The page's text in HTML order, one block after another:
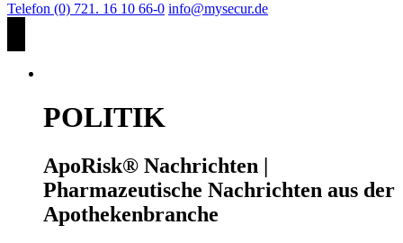
Telefon (0) 721. 16 10 66-0 info@mysecur.de
POLITIK
ApoRisk® Nachrichten |
Pharmazeutische Nachrichten aus der
Apothekenbranche